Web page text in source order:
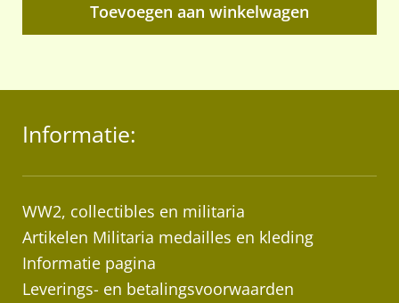
Toevoegen aan winkelwagen
Informatie:
WW2, collectibles en militaria
Artikelen Militaria medailles en kleding
Informatie pagina
Leverings- en betalingsvoorwaarden